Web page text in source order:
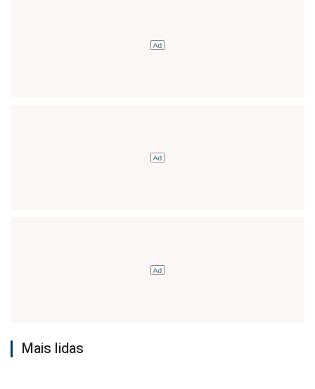
Mais lidas